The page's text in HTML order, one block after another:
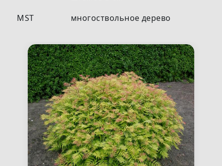
MST
многоствольное дерево